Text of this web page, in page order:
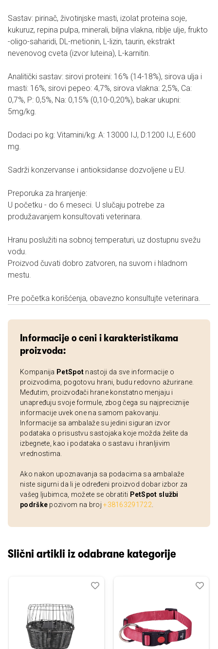
Sastav: pirinač, životinjske masti, izolat proteina soje,
kukuruz, repina pulpa, minerali, biljna vlakna, riblje ulje, frukto
-oligo-saharidi, DL-metionin, L-lizin, taurin, ekstrakt
nevenovog cveta (izvor luteina), L-karnitin.
Analitički sastav: sirovi proteini: 16% (14-18%), sirova ulja i
masti: 16%, sirovi pepeo: 4,7%, sirova vlakna: 2,5%, Ca:
0,7%, P: 0,5%, Na: 0,15% (0,10-0,20%), bakar ukupni:
5mg/kg.
Dodaci po kg: Vitamini/kg: A: 13000 IJ, D:1200 IJ, E:600
mg.
Sadrži konzervanse i antioksidanse dozvoljene u EU.
Preporuka za hranjenje:
U početku - do 6 meseci. U slučaju potrebe za
produžavanjem konsultovati veterinara.
Hranu poslužiti na sobnoj temperaturi, uz dostupnu svežu
vodu.
Proizvod čuvati dobro zatvoren, na suvom i hladnom
mestu.
Pre početka korišćenja, obavezno konsultujte veterinara.
Informacije o ceni i karakteristikama
proizvoda:
Kompanija PetSpot nastoji da sve informacije o
proizvodima, pogotovu hrani, budu redovno ažurirane.
Međutim, proizvođači hrane konstatno menjaju i
unapređuju svoje formule, zbog čega su najpreciznije
informacije uvek one na samom pakovanju.
Informacije sa ambalaže su jedini siguran izvor
podataka o prisustvu sastojaka koje možda želite da
izbegnete, kao i podataka o sastavu i hranljivim
vrednostima.
Ako nakon upoznavanja sa podacima sa ambalaže
niste sigurni da li je određeni proizvod dobar izbor za
vašeg ljubimca, možete se obratiti PetSpot službi
podrške pozivom na broj+38163291722
Slični artikli iz odabrane kategorije
Dodaj
Uporedi